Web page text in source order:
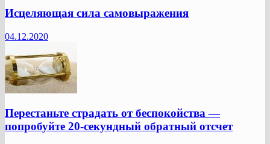
Исцеляющая сила самовыражения
04.12.2020
Перестаньте страдать от беспокойства —
попробуйте 20-секундный обратный отсчет